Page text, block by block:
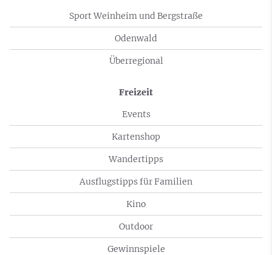
Sport Weinheim und Bergstraße
Odenwald
Überregional
Freizeit
Events
Kartenshop
Wandertipps
Ausflugstipps für Familien
Kino
Outdoor
Gewinnspiele